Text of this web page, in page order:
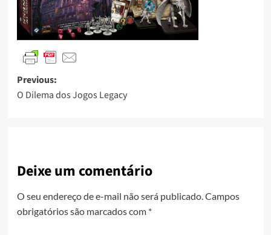
Previous:
O Dilema dos Jogos Legacy
Deixe um comentário
O seu endereço de e-mail não será publicado. Campos
obrigatórios são marcados com *